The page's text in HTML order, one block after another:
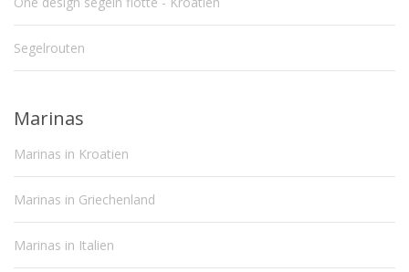
Segelrouten
Marinas
Marinas in Kroatien
Marinas in Griechenland
Marinas in Italien